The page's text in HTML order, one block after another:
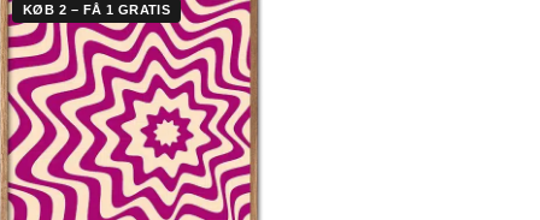
KØB 2 – FÅ 1 GRATIS